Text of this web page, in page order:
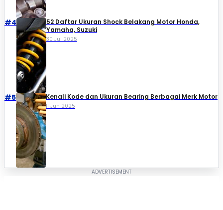
#4
52 Daftar Ukuran Shock Belakang Motor Honda,
Yamaha, Suzuki​
30 Jul 2025
#5 Kenali Kode dan Ukuran Bearing Berbagai Merk Motor
11 Jun 2025